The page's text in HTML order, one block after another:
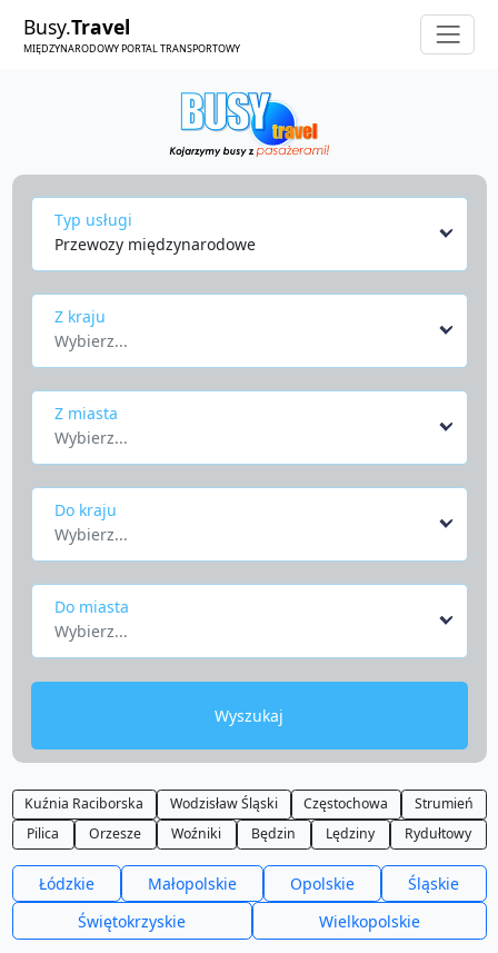
Busy.Travel
MIĘDZYNARODOWY PORTAL TRANSPORTOWY
Typ usługi
Przewozy międzynarodowe
Z kraju
Wybierz...
Z miasta
Wybierz...
Do kraju
Wybierz...
Do miasta
Wybierz...
Wyszukaj
Kuźnia Raciborska Wodzisław Śląski Częstochowa
Strumień
Pilica
Orzesze Woźniki Będzin Lędziny Rydułtowy
Łódzkie Małopolskie Opolskie
Śląskie
Świętokrzyskie
Wielkopolskie